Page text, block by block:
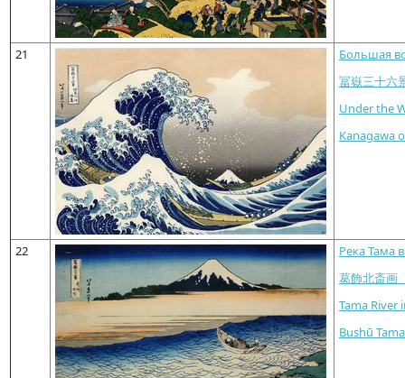
21
Большая
冨嶽三十
Under the
Kanagawa
22
Река Тама
葛飾北斎
Tama River
Bushū